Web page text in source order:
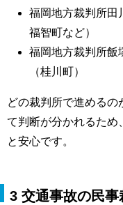
福岡地方裁判所田
福智町など）
福岡地方裁判所飯
（桂川町）
どの裁判所で進めるの
て判断が分かれるため
と安心です。
3 交通事故の民事